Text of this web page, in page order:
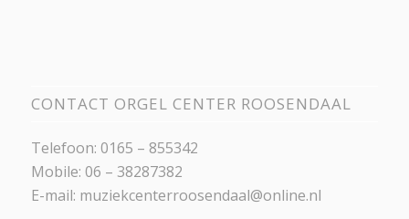
CONTACT ORGEL CENTER ROOSENDAAL
Telefoon: 0165 – 855342
Mobile: 06 – 38287382
E-mail: muziekcenterroosendaal@online.nl